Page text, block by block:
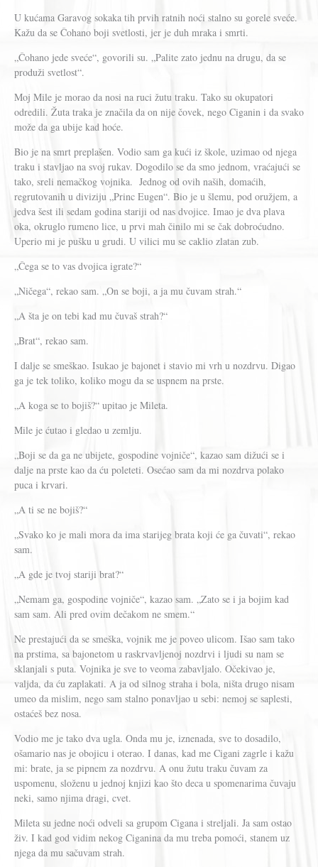
U kućama Garavog sokaka tih prvih ratnih noći stalno su gorele sveće.
Kažu da se Čohano boji svetlosti, jer je duh mraka i smrti.
„Čohano jede sveće“, govorili su. „Palite zato jednu na drugu, da se
produži svetlost“.
Moj Mile je morao da nosi na ruci žutu traku. Tako su okupatori
odredili. Žuta traka je značila da on nije čovek, nego Ciganin i da svako
može da ga ubije kad hoće.
Bio je na smrt preplašen. Vodio sam ga kući iz škole, uzimao od njega
traku i stavljao na svoj rukav. Dogodilo se da smo jednom, vraćajući se
tako, sreli nemačkog vojnika. Jednog od ovih naših, domaćih,
regrutovanih u diviziju „Princ Eugen“. Bio je u šlemu, pod oružjem, a
jedva šest ili sedam godina stariji od nas dvojice. Imao je dva plava
oka, okruglo rumeno lice, u prvi mah činilo mi se čak dobroćudno.
Uperio mi je pušku u grudi. U vilici mu se caklio zlatan zub.
„Čega se to vas dvojica igrate?“
„Ničega“, rekao sam. „On se boji, a ja mu čuvam strah.“
„A šta je on tebi kad mu čuvaš strah?“
„Brat“, rekao sam.
I dalje se smeškao. Isukao je bajonet i stavio mi vrh u nozdrvu. Digao
ga je tek toliko, koliko mogu da se uspnem na prste.
„A koga se to bojiš?“ upitao je Mileta.
Mile je ćutao i gledao u zemlju.
„Boji se da ga ne ubijete, gospodine vojniče“, kazao sam dižući se i
dalje na prste kao da ću poleteti. Osećao sam da mi nozdrva polako
puca i krvari.
„A ti se ne bojiš?“
„Svako ko je mali mora da ima starijeg brata koji će ga čuvati“, rekao
sam.
„A gde je tvoj stariji brat?“
„Nemam ga, gospodine vojniče“, kazao sam. „Zato se i ja bojim kad
sam sam. Ali pred ovim dečakom ne smem.“
Ne prestajući da se smeška, vojnik me je poveo ulicom. Išao sam tako
na prstima, sa bajonetom u raskrvavljenoj nozdrvi i ljudi su nam se
sklanjali s puta. Vojnika je sve to veoma zabavljalo. Očekivao je,
valjda, da ću zaplakati. A ja od silnog straha i bola, ništa drugo nisam
umeo da mislim, nego sam stalno ponavljao u sebi: nemoj se saplesti,
ostaćeš bez nosa.
Vodio me je tako dva ugla. Onda mu je, iznenada, sve to dosadilo,
ošamario nas je obojicu i oterao. I danas, kad me Cigani zagrle i kažu
mi: brate, ja se pipnem za nozdrvu. A onu žutu traku čuvam za
uspomenu, složenu u jednoj knjizi kao što deca u spomenarima čuvaju
neki, samo njima dragi, cvet.
Mileta su jedne noći odveli sa grupom Cigana i streljali. Ja sam ostao
živ. I kad god vidim nekog Ciganina da mu treba pomoći, stanem uz
njega da mu sačuvam strah.